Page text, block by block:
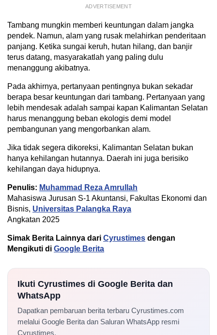
ADVERTISEMENT
Tambang mungkin memberi keuntungan dalam jangka
pendek. Namun, alam yang rusak melahirkan penderitaan
panjang. Ketika sungai keruh, hutan hilang, dan banjir
terus datang, masyarakatlah yang paling dulu
menanggung akibatnya.
Pada akhirnya, pertanyaan pentingnya bukan sekadar
berapa besar keuntungan dari tambang. Pertanyaan yang
lebih mendesak adalah sampai kapan Kalimantan Selatan
harus menanggung beban ekologis demi model
pembangunan yang mengorbankan alam.
Jika tidak segera dikoreksi, Kalimantan Selatan bukan
hanya kehilangan hutannya. Daerah ini juga berisiko
kehilangan daya hidupnya.
Penulis: Muhammad Reza Amrullah
Mahasiswa Jurusan S-1 Akuntansi, Fakultas Ekonomi dan
Bisnis, Universitas Palangka Raya
Angkatan 2025
Simak Berita Lainnya dari Cyrustimes dengan
Mengikuti di Google Berita
Ikuti Cyrustimes di Google Berita dan
WhatsApp
Dapatkan pembaruan berita terbaru Cyrustimes.com
melalui Google Berita dan Saluran WhatsApp resmi
Cyrustimes.